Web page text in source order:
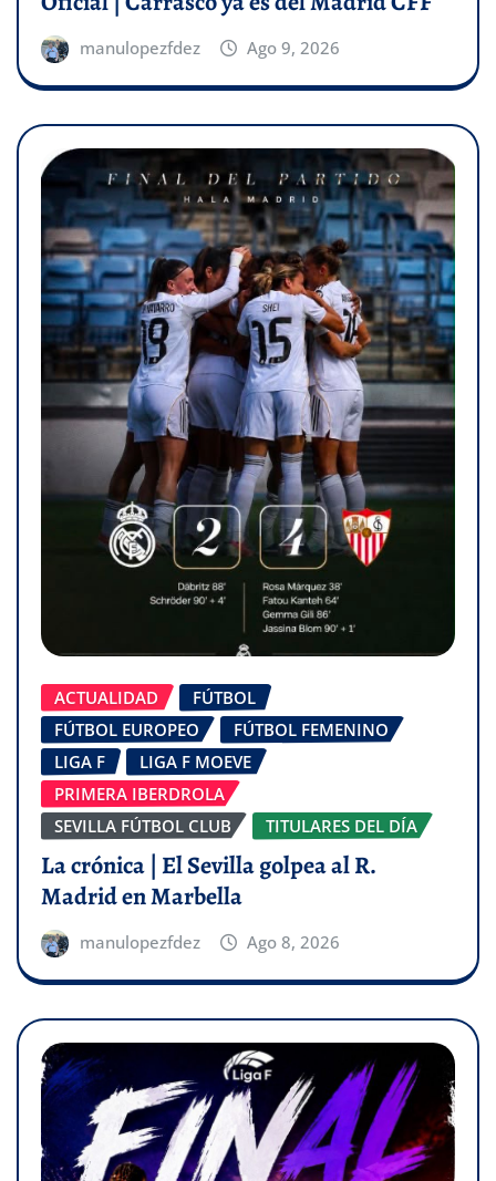
manulopezfdez Ago 9, 2026
ACTUALIDAD
FÚTBOL
FÚTBOL EUROPEO
FÚTBOL FEMENINO
LIGA F
LIGA F MOEVE
PRIMERA IBERDROLA
SEVILLA FÚTBOL CLUB
TITULARES DEL DÍA
La crónica | El Sevilla golpea al R.
Madrid en Marbella
manulopezfdez Ago 8, 2026